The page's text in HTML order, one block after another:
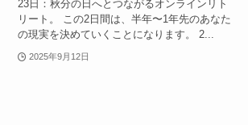
23日：秋分の日へとつながるオンラインリト
リート。 この2日間は、半年〜1年先のあなた
の現実を決めていくことになります。 2...
2025年9月12日